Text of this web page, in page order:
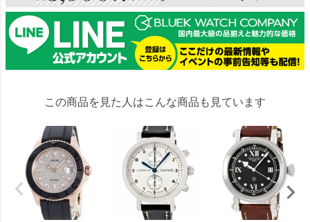
この商品を見た人はこんな商品も見ています